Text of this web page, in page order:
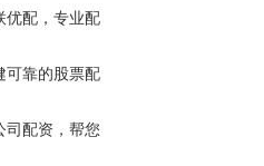
优配，专业配
可靠的股票配
司配资，帮您